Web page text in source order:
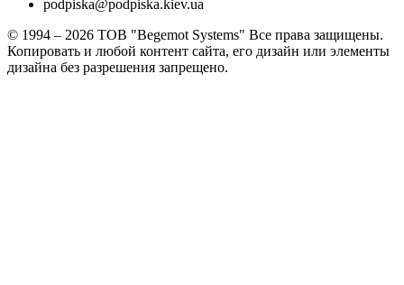
podpiska@podpiska.kiev.ua
© 1994 – 2026 ТОВ "Begemot Systems" Все права защищены.
Копировать и любой контент сайта, его дизайн или элементы
дизайна без разрешения запрещено.